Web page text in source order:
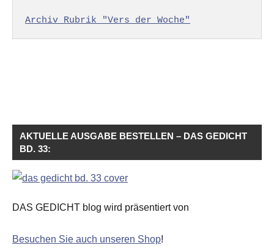
Archiv Rubrik "Vers der Woche"
AKTUELLE AUSGABE BESTELLEN – DAS GEDICHT
BD. 33:
DAS GEDICHT blog wird präsentiert von
Besuchen Sie auch unseren Shop!